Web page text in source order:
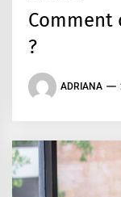
?
ADRIANA